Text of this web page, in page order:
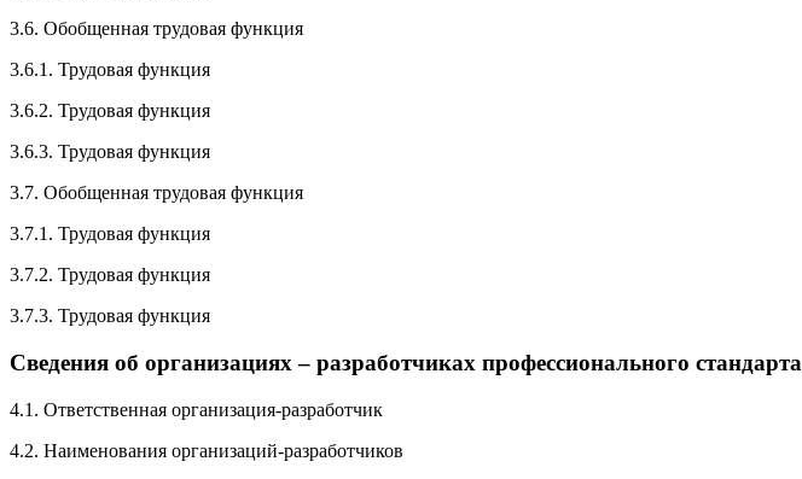
3.6. Обобщенная трудовая функция
3.6.1. Трудовая функция
3.6.2. Трудовая функция
3.6.3. Трудовая функция
3.7. Обобщенная трудовая функция
3.7.1. Трудовая функция
3.7.2. Трудовая функция
3.7.3. Трудовая функция
Сведения об организациях – разработчиках профессионального стандарта
4.1. Ответственная организация-разработчик
4.2. Наименования организаций-разработчиков